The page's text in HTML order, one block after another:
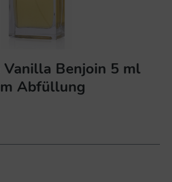
Vanilla Benjoin 5 ml
Abfüllung